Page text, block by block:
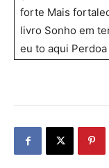
forte Mais
livro Sonho em
eu to aqui